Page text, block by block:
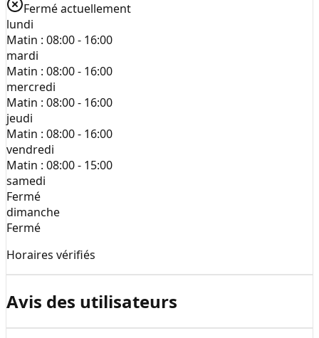
Fermé actuellement
lundi
Matin : 08:00 - 16:00
mardi
Matin : 08:00 - 16:00
mercredi
Matin : 08:00 - 16:00
jeudi
Matin : 08:00 - 16:00
vendredi
Matin : 08:00 - 15:00
samedi
Fermé
dimanche
Fermé
Horaires vérifiés
Avis des utilisateurs